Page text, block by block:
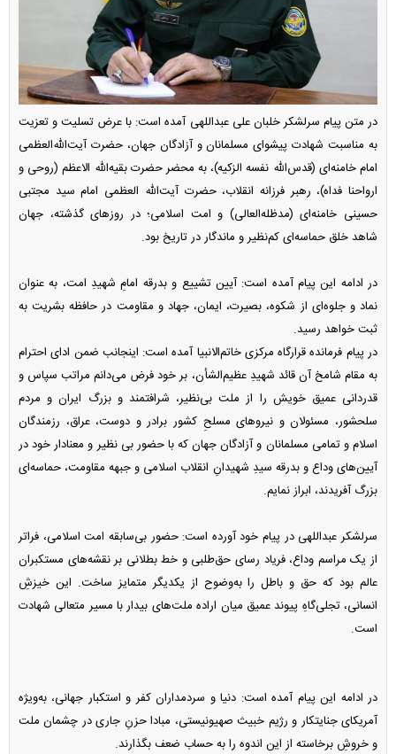
در متن پیام سرلشکر خلبان علی عبداللهی آمده است: با عرض تسلیت و تعزیت
به مناسبت شهادت پیشوای مسلمانان و آزادگان جهان، حضرت آیت‌الله‌العظمی
امام خامنه‌ای (قدس‌الله نفسه الزکیه)، به محضر حضرت بقیه‌الله الاعظم (روحی و
ارواحنا فداه)، رهبر فرزانه انقلاب، حضرت آیت‌الله العظمی امام سید مجتبی
حسینی خامنه‌ای (مدظله‌العالی) و امت اسلامی؛ در روزهای گذشته، جهان
شاهد خلق حماسه‌ای کم‌نظیر و ماندگار در تاریخ بود.
در ادامه این پیام آمده است: آیین تشییع و بدرقه امامِ شهیدِ امت، به عنوان
نماد و جلوه‌ای از شکوه، بصیرت، ایمان، جهاد و مقاومت در حافظه بشریت به
ثبت خواهد رسید.
در پیام فرمانده قرارگاه مرکزی خاتم‌الانبیا آمده است: اینجانب‌ ضمن ادای احترام
به مقام شامخ آن قائد شهیدِ عظیم‌الشأن، بر خود فرض می‌دانم مراتب سپاس و
قدردانی عمیق خویش را از ملت بی‌نظیر، شرافتمند و بزرگ ایران و مردم
سلحشور، مسئولان و نیروهای مسلحِ کشور برادر و دوست، عراق، رزمندگان
اسلام و تمامی مسلمانان و آزادگان جهان که با حضور بی نظیر و معنادار خود در
آیین‌های وداع و بدرقه سیدِ شهیدانِ انقلاب اسلامی و جبهه مقاومت، حماسه‌ای
بزرگ آفریدند، ابراز نمایم.
سرلشکر عبداللهی در پیام خود آورده است: حضور بی‌سابقه امت اسلامی، فراتر
از یک مراسم وداع، فریاد رسای حق‌طلبی و خط بطلانی بر نقشه‌های مستکبران
عالم بود که حق و باطل را به‌وضوح از یکدیگر متمایز ساخت. این خیزشِ
انسانی، تجلی‌گاهِ پیوند عمیق میان اراده ملت‌های بیدار با مسیر متعالی شهادت
است.
در ادامه این پیام آمده است: دنیا و سردمداران کفر و استکبار جهانی، به‌ویژه
آمریکای جنایتکار و رژیم خبیث صهیونیستی، مبادا حزنِ جاری در چشمان ملت
و خروشِ برخاسته از این اندوه را به حساب ضعف بگذارند.